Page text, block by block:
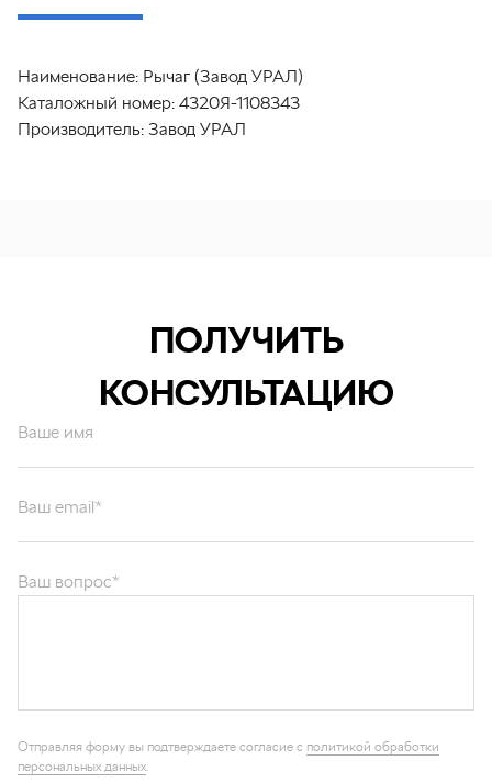
Наименование: Рычаг (Завод УРАЛ)
Каталожный номер: 4320Я-1108343
Производитель: Завод УРАЛ
ПОЛУЧИТЬ
КОНСУЛЬТАЦИЮ
Ваше имя
персональных данных
Каталог запчастей